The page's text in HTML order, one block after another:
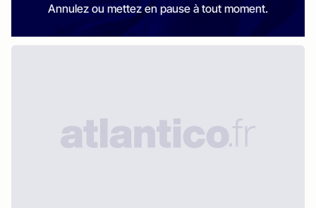
Annulez ou mettez en pause à tout moment.